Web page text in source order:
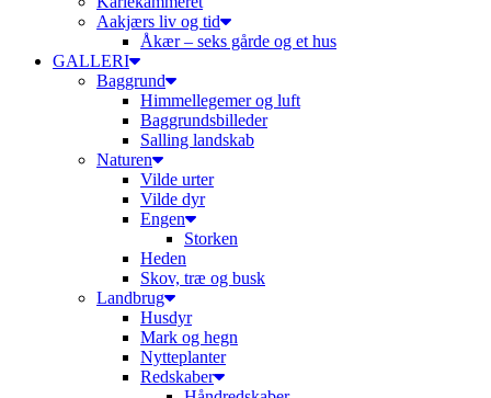
Aakjærs liv og tid
Åkær – seks gårde og et hus
GALLERI
Baggrund
Himmellegemer og luft
Baggrundsbilleder
Salling landskab
Naturen
Vilde urter
Vilde dyr
Engen
Storken
Heden
Skov, træ og busk
Landbrug
Husdyr
Mark og hegn
Nytteplanter
Redskaber